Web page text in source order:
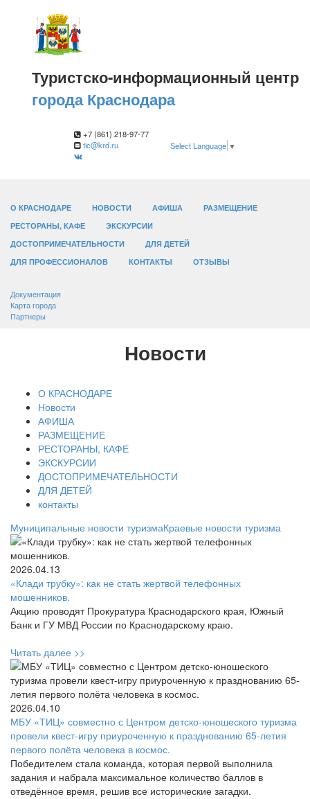
Туристско-информационный центр
города Краснодара
+7 (861) 218-97-77
tic@krd.ru
Select Language ▼
О КРАСНОДАРЕ НОВОСТИ АФИША
РАЗМЕЩЕНИЕ
РЕСТОРАНЫ, КАФЕ
ЭКСКУРСИИ
ДОСТОПРИМЕЧАТЕЛЬНОСТИ
ДЛЯ ДЕТЕЙ
ДЛЯ ПРОФЕССИОНАЛОВ
КОНТАКТЫ ОТЗЫВЫ
Документация
Карта города
Партнеры
Новости
О КРАСНОДАРЕ
Новости
АФИША
РАЗМЕЩЕНИЕ
РЕСТОРАНЫ, КАФЕ
ЭКСКУРСИИ
ДОСТОПРИМЕЧАТЕЛЬНОСТИ
ДЛЯ ДЕТЕЙ
контакты
Муниципальные новости туризмаКраевые новости туризма
2026.04.13
«Клади трубку»: как не стать жертвой телефонных
мошенников.
Акцию проводят Прокуратура Краснодарского края, Южный
Банк и ГУ МВД России по Краснодарскому краю.
Читать далее >>
2026.04.10
МБУ «ТИЦ» совместно с Центром детско-юношеского туризма
провели квест-игру приуроченную к празднованию 65-летия
первого полёта человека в космос.
Победителем стала команда, которая первой выполнила
задания и набрала максимальное количество баллов в
отведённое время, решив все исторические загадки.